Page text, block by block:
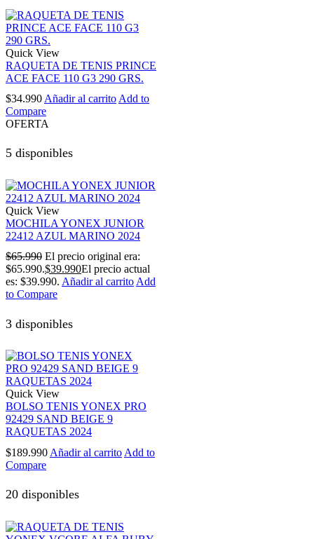
Quick View
RAQUETA DE TENIS PRINCE
ACE FACE 110 G3 290 GRS.
$34.990 Añadir al carrito Add to
Compare
OFERTA
5 disponibles
Quick View
MOCHILA YONEX JUNIOR
22412 AZUL MARINO 2024
$65.990 El precio original era:
$65.990.$39.990El precio actual
es: $39.990. Añadir al carrito Add
to Compare
3 disponibles
Quick View
BOLSO TENIS YONEX PRO
92429 SAND BEIGE 9
RAQUETAS 2024
$189.990 Añadir al carrito Add to
Compare
20 disponibles